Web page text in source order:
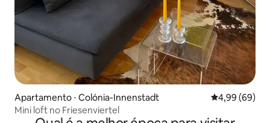
Apartamento ⋅ Colónia-Innenstadt 4,99 de uma
4,99 (69)
Mini loft no Friesenviertel